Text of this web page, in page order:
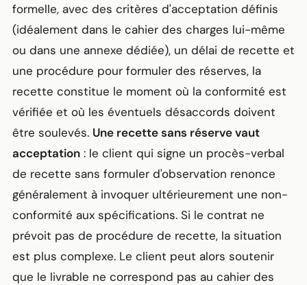
formelle, avec des critères d'acceptation définis
(idéalement dans le cahier des charges lui-même
ou dans une annexe dédiée), un délai de recette et
une procédure pour formuler des réserves, la
recette constitue le moment où la conformité est
vérifiée et où les éventuels désaccords doivent
être soulevés. Une recette sans réserve vaut
acceptation: le client qui signe un procès-verbal
de recette sans formuler d'observation renonce
généralement à invoquer ultérieurement une non-
conformité aux spécifications. Si le contrat ne
prévoit pas de procédure de recette, la situation
est plus complexe. Le client peut alors soutenir
que le livrable ne correspond pas au cahier des